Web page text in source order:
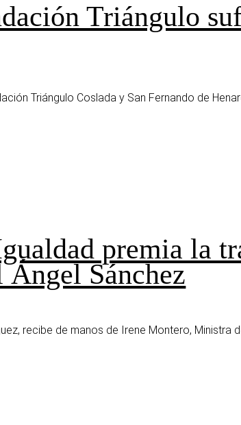
Triángulo
Triángulo Coslada y San Fernando de
premia la
Sánchez
recibe de manos de Irene Montero, Ministra